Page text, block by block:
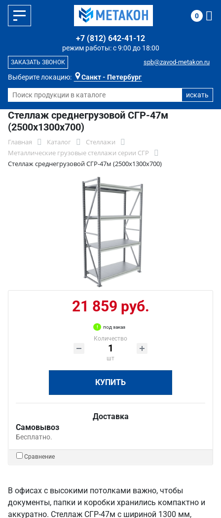
Выберите локацию: Санкт - Петербург
режим работы: с 9:00 до 18:00
+7 (812) 642-41-12
spb@zavod-metakon.ru
ЗАКАЗАТЬ ЗВОНОК
0
Стеллаж среднегрузовой СГР-47м
(2500х1300х700)
Главная Каталог
Стеллажи
Металлические грузовые стеллажи серии СГР
Стеллаж среднегрузовой СГР-47м (2500х1300х700)
21 859 руб.
под заказ
Количество
шт
КУПИТЬ
Доставка
Самовывоз
Бесплатно.
Сравнение
В офисах с высокими потолками важно, чтобы
документы, папки и коробки хранились компактно и
аккуратно. Стеллаж СГР-47м с шириной 1300 мм,